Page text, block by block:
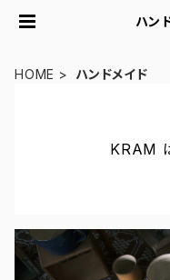
ハン
HOME ハンドメイド
KRAM